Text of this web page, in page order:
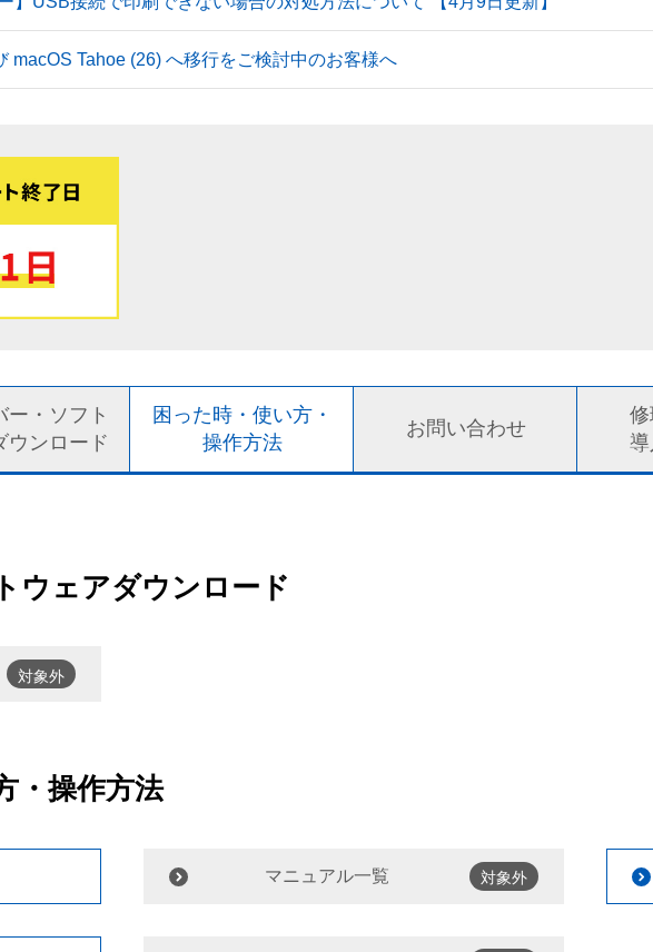
macOS Tahoe (26) へ移行をご検討中のお客様へ
ー・ソフト
ウンロード
困った時・使い方・
操作方法
お問い合わせ
修
ウェアダウンロード
対象外
・操作方法
マニュアル一覧 対象外